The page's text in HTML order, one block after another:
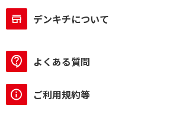
デンキチについて
よくある質問
ご利用規約等